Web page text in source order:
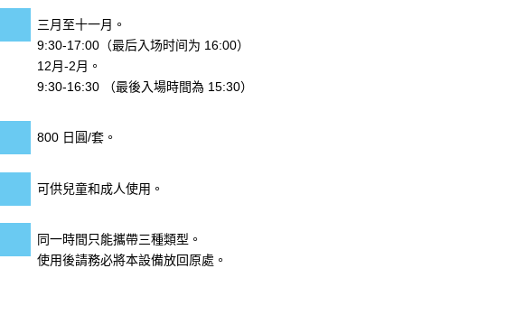
三月至十一月。
9:30-17:00（最后入场时间为 16:00）
12月-2月。
9:30-16:30 （最後入場時間為 15:30）
800 日圓/套。
可供兒童和成人使用。
同一時間只能攜帶三種類型。
使用後請務必將本設備放回原處。